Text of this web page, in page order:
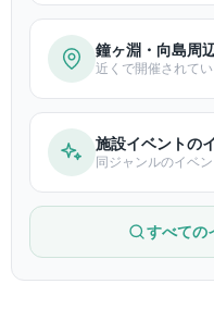
鐘ヶ淵・向島周
近くで開催されて
施設イベントの
同ジャンルのイベ
すべての